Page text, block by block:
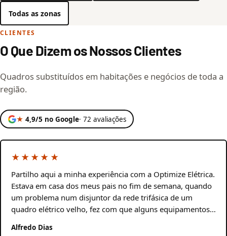
Todas as zonas
CLIENTES
O Que Dizem os Nossos Clientes
Quadros substituídos em habitações e negócios de toda a
região.
★ 4,9/5 no Google· 72 avaliações
★★★★★
Partilho aqui a minha experiência com a Optimize Elétrica.
Estava em casa dos meus pais no fim de semana, quando
um problema num disjuntor da rede trifásica de um
quadro elétrico velho, fez com que alguns equipamentos…
Alfredo Dias